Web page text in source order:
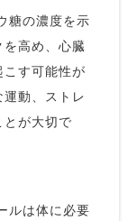
糖の濃度を示
高め、心臓
す可能性が
動、ストレ
とが大切で
ルは体に必要